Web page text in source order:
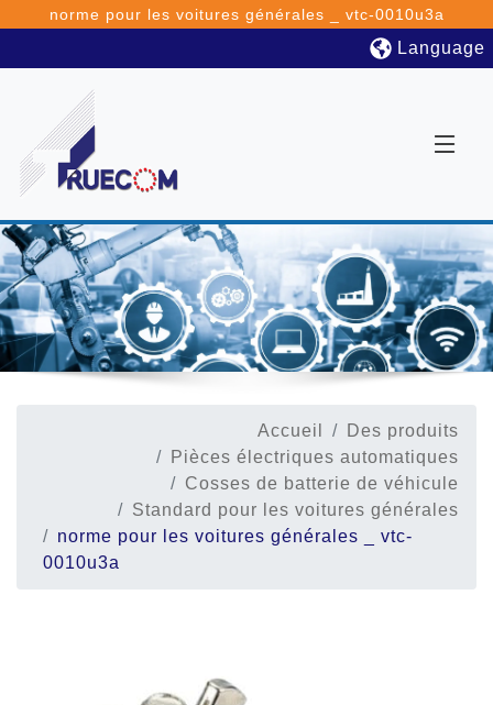
norme pour les voitures générales _ vtc-0010u3a
Language
Accueil
Des produits
Pièces électriques automatiques
Cosses de batterie de véhicule
Standard pour les voitures générales
norme pour les voitures générales _ vtc-
0010u3a